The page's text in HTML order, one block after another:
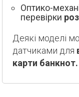
Оптико-
перевірки
Деякі моделі
датчиками для
карти банкнот.